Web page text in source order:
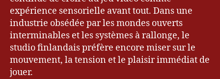
expérience sensorielle avant tout. Dans une
industrie obsédée par les mondes ouverts
interminables et les systèmes à rallonge, le
studio finlandais préfère encore miser sur le
mouvement, la tension et le plaisir immédiat de
jouer.
,
G
a
m
er
,
G